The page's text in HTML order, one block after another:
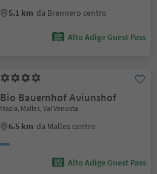
5.1 km da Brennero centro
Alto Adige Guest Pass
Bio Bauernhof Aviunshof
Mazia, Malles, Val Venosta
6.5 km da Malles centro
Alto Adige Guest Pass